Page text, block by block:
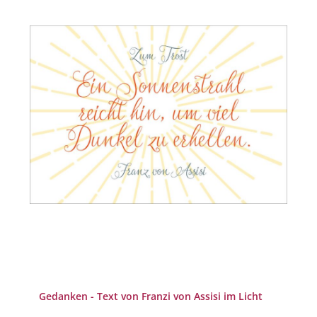
Gedanken - Text von Franzi von Assisi im Licht